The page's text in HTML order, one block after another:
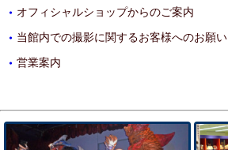
・ オフィシャルショップからのご案内
・ 当館内での撮影に関するお客様へのお願い
・ 営業案内